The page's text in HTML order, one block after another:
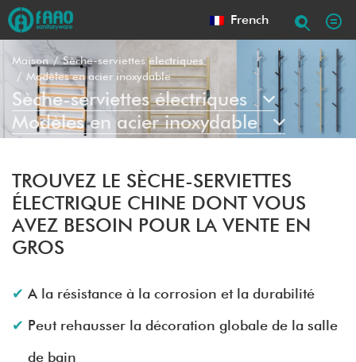
French
Maison
Sèche-serviettes électriques
Modèles en acier inoxydable
Sèche-serviettes électriques
Modèles en acier inoxydable
TROUVEZ LE SÈCHE-SERVIETTES
ÉLECTRIQUE CHINE DONT VOUS
AVEZ BESOIN POUR LA VENTE EN
GROS
A la résistance à la corrosion et la durabilité
Peut rehausser la décoration globale de la salle
de bain